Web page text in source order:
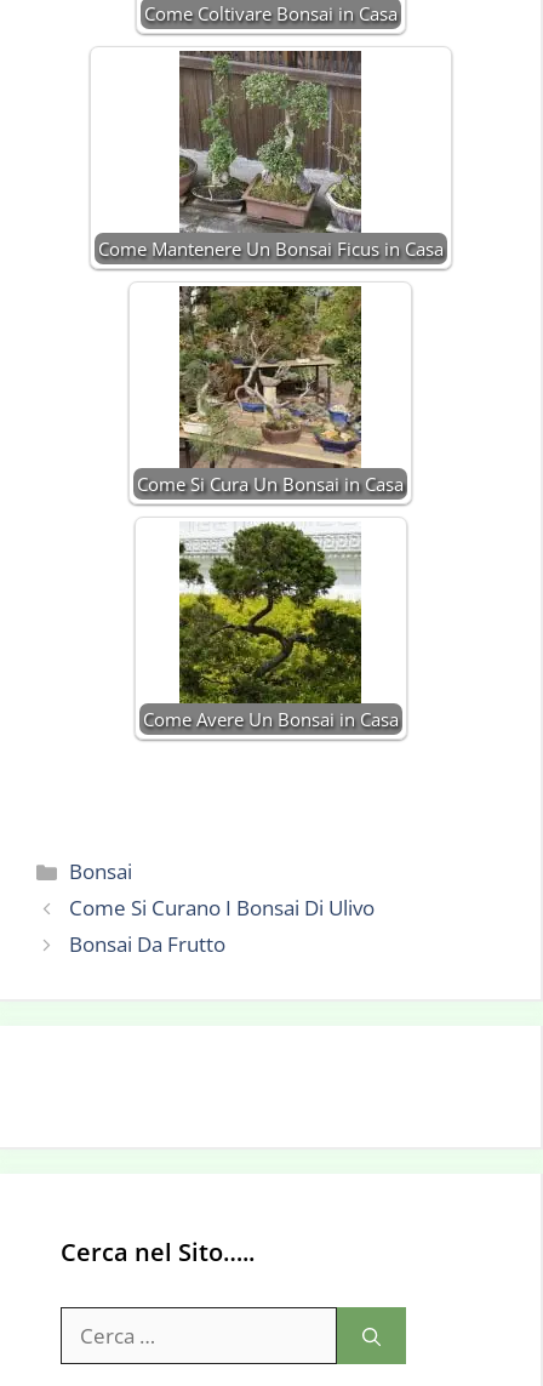
Come Coltivare Bonsai in Casa
Come Mantenere Un Bonsai Ficus in Casa
Come Si Cura Un Bonsai in Casa
Come Avere Un Bonsai in Casa
Categorie
Bonsai
Come Si Curano I Bonsai Di Ulivo
Bonsai Da Frutto
Cerca nel Sito…..
per: